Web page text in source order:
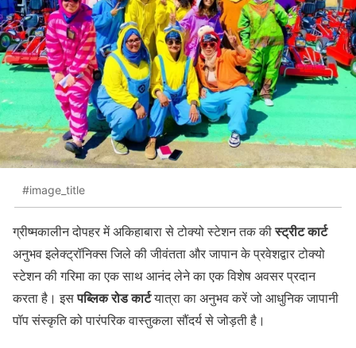
#image_title
ग्रीष्मकालीन दोपहर में अकिहाबारा से टोक्यो स्टेशन तक कीस्ट्रीट कार्ट
अनुभव इलेक्ट्रॉनिक्स जिले की जीवंतता और जापान के प्रवेशद्वार टोक्यो
स्टेशन की गरिमा का एक साथ आनंद लेने का एक विशेष अवसर प्रदान
करता है। इसपब्लिक रोड कार्टयात्रा का अनुभव करें जो आधुनिक जापानी
पॉप संस्कृति को पारंपरिक वास्तुकला सौंदर्य से जोड़ती है।